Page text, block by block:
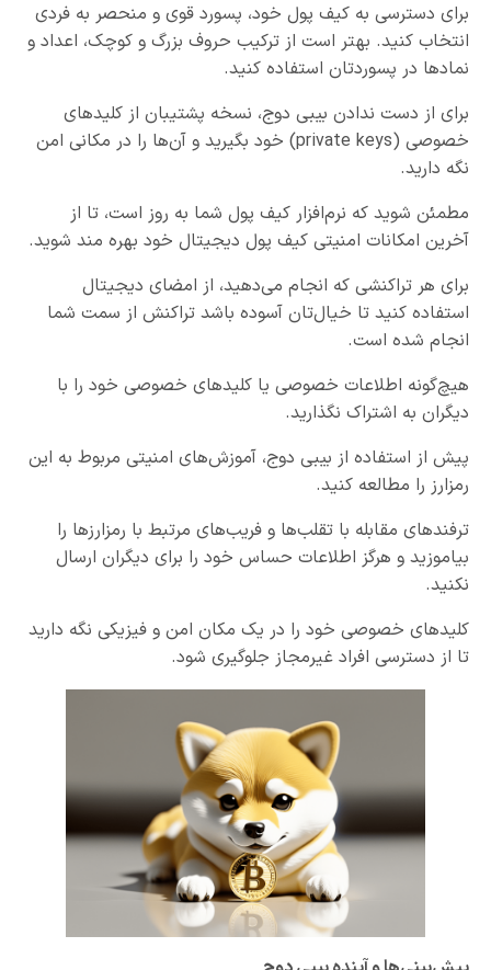
برای دسترسی به کیف پول خود، پسورد قوی و منحصر به فردی
انتخاب کنید. بهتر است از ترکیب حروف بزرگ و کوچک، اعداد و
نمادها در پسوردتان استفاده کنید.
برای از دست ندادن بیبی دوج، نسخه پشتیبان از کلیدهای
خصوصی (private keys) خود بگیرید و آن‌ها را در مکانی امن
نگه دارید.
مطمئن شوید که نرم‌افزار کیف پول شما به ‌روز است، تا از
آخرین امکانات امنیتی کیف پول دیجیتال خود بهره مند شوید.
برای هر تراکنشی که انجام می‌دهید، از امضای دیجیتال
استفاده کنید تا خیال‌تان آسوده باشد تراکنش از سمت شما
انجام شده است.
هیچ‌گونه اطلاعات خصوصی یا کلیدهای خصوصی خود را با
دیگران به اشتراک نگذارید.
پیش از استفاده از بیبی دوج، آموزش‌های امنیتی مربوط به این
رمزارز را مطالعه کنید.
ترفندهای مقابله با تقلب‌ها و فریب‌های مرتبط با رمزارزها را
بیاموزید و هرگز اطلاعات حساس خود را برای دیگران ارسال
نکنید.
کلیدهای خصوصی خود را در یک مکان امن و فیزیکی نگه دارید
تا از دسترسی افراد غیرمجاز جلوگیری شود.